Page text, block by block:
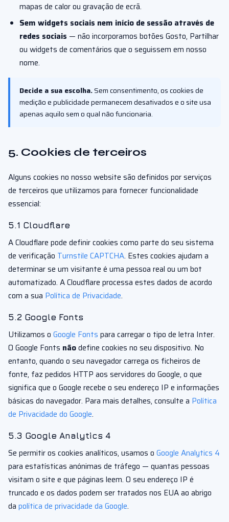
mapas de calor ou gravação de ecrã.
Sem widgets sociais nem início de sessão através de
redes sociais — não incorporamos botões Gosto, Partilhar
ou widgets de comentários que o seguissem em nosso
nome.
Decide a sua escolha.Sem consentimento, os cookies de
medição e publicidade permanecem desativados e o site usa
apenas aquilo sem o qual não funcionaria.
5. Cookies de terceiros
Alguns cookies no nosso website são definidos por serviços
de terceiros que utilizamos para fornecer funcionalidade
essencial:
5.1 Cloudflare
A Cloudflare pode definir cookies como parte do seu sistema
de verificação Turnstile CAPTCHA. Estes cookies ajudam a
determinar se um visitante é uma pessoa real ou um bot
automatizado. A Cloudflare processa estes dados de acordo
com a sua Política de Privacidade.
5.2 Google Fonts
Utilizamos o Google Fonts para carregar o tipo de letra Inter.
O Google Fonts nãodefine cookies no seu dispositivo. No
entanto, quando o seu navegador carrega os ficheiros de
fonte, faz pedidos HTTP aos servidores do Google, o que
significa que o Google recebe o seu endereço IP e informações
básicas do navegador. Para mais detalhes, consulte a Política
de Privacidade do Google.
5.3 Google Analytics 4
Se permitir os cookies analíticos, usamos o Google Analytics 4
para estatísticas anónimas de tráfego — quantas pessoas
visitam o site e que páginas leem. O seu endereço IP é
truncado e os dados podem ser tratados nos EUA ao abrigo
da política de privacidade da Google.